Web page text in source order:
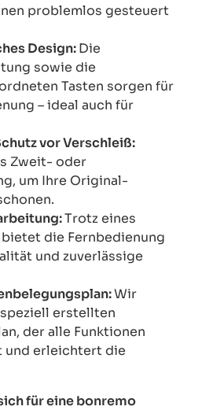
problemlos gesteuert
Design:Die
sowie die
Tasten sorgen für
– ideal auch für
vor Verschleiß:
Zweit- oder
um Ihre Original-
Trotz eines
die Fernbedienung
und zuverlässige
Wir
erstellten
der alle Funktionen
und erleichtert die
für eine bonremo